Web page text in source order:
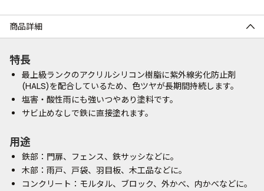
商品詳細
特長
最上級ランクのアクリルシリコン樹脂に紫外線劣化防止剤
(HALS)を配合しているため、色ツヤが長期間持続します。
塩害・酸性雨にも強いつやあり塗料です。
サビ止めなしで鉄に直接塗れます。
用途
鉄部：門扉、フェンス、鉄サッシなどに。
木部：雨戸、戸袋、羽目板、木工品などに。
コンクリート：モルタル、ブロック、外かべ、内かべなどに。